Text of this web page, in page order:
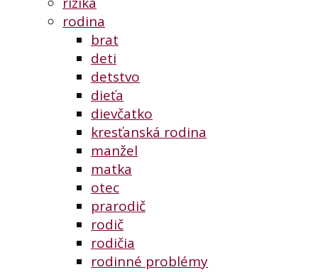
rodina
brat
deti
detstvo
dieťa
dievčatko
kresťanská rodina
manžel
matka
otec
prarodič
rodič
rodičia
rodinné problémy